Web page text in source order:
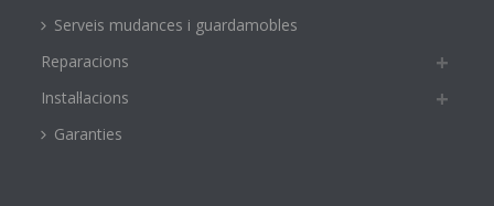
Serveis mudances i guardamobles
Reparacions
Instal·lacions
Garanties